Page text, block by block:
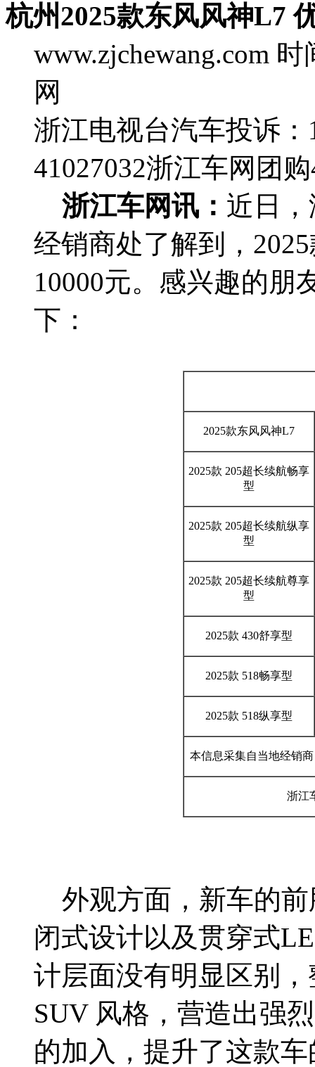
杭州2025款东风风神L7
www.zjchewang.com 时
网
浙江电视台汽车投诉：
41027032浙江车网团
浙江车网讯： 近日
经销商处了解到，
10000元。感兴趣的朋
下：
2025款东风风神L7
2025款 205超长续航畅享
型
2025款 205超长续航纵享
型
2025款 205超长续航尊享
型
2025款 430舒享型
2025款 518畅享型
2025款 518纵享型
本信息采集自当地经销
浙江
外观方面，新车的前
闭式设计以及贯穿式
计层面没有明显区别
SUV 风格，营造出强
的加入，提升了这款